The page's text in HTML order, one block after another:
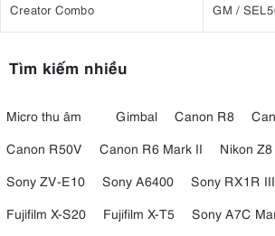
Creator Combo
GM /
Tìm kiếm nhiều
Micro thu âm Gimbal Canon R8
Canon R50V
Canon R6 Mark II Nikon Z8
Sony ZV-E10
Sony A6400 Sony RX1R III
Fujifilm X-S20
Fujifilm X-T5 Sony A7C